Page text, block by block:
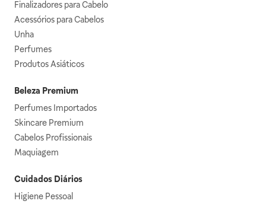
Finalizadores para Cabelo
Acessórios para Cabelos
Unha
Perfumes
Produtos Asiáticos
Beleza Premium
Perfumes Importados
Skincare Premium
Cabelos Profissionais
Maquiagem
Cuidados Diários
Higiene Pessoal